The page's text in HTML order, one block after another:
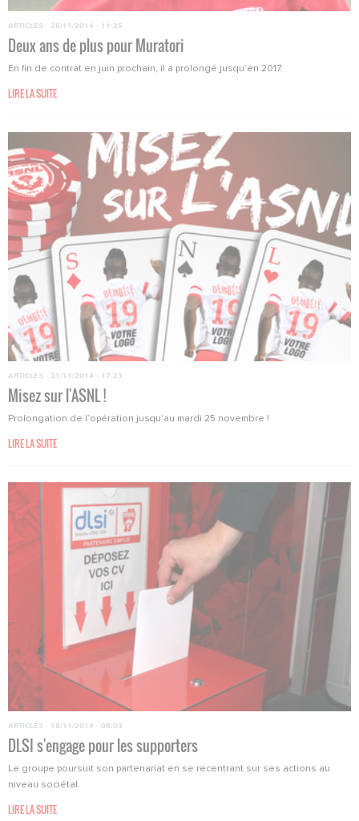
ARTICLES · 26/11/2014 - 11:25
Deux ans de plus pour Muratori
En fin de contrat en juin prochain, il a prolongé jusqu’en 2017.
LIRE LA SUITE
ARTICLES · 21/11/2014 - 17:23
Misez sur l'ASNL !
Prolongation de l’opération jusqu'au mardi 25 novembre !
LIRE LA SUITE
ARTICLES · 18/11/2014 - 08:03
DLSI s'engage pour les supporters
Le groupe poursuit son partenariat en se recentrant sur ses actions au
niveau sociétal.
LIRE LA SUITE